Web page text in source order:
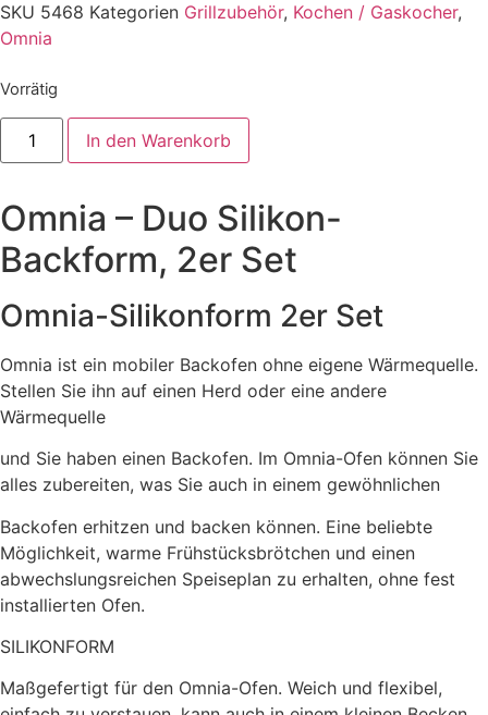
SKU 5468 Kategorien Grillzubehör, Kochen / Gaskocher,
Omnia
Vorrätig
Omnia
Duo
2er
Set
Menge
In den Warenkorb
Omnia – Duo Silikon-
Backform, 2er Set
Omnia-Silikonform 2er Set
Omnia ist ein mobiler Backofen ohne eigene Wärmequelle.
Stellen Sie ihn auf einen Herd oder eine andere
Wärmequelle
und Sie haben einen Backofen. Im Omnia-Ofen können Sie
alles zubereiten, was Sie auch in einem gewöhnlichen
Backofen erhitzen und backen können. Eine beliebte
Möglichkeit, warme Frühstücksbrötchen und einen
abwechslungsreichen Speiseplan zu erhalten, ohne fest
installierten Ofen.
SILIKONFORM
Maßgefertigt für den Omnia-Ofen. Weich und flexibel,